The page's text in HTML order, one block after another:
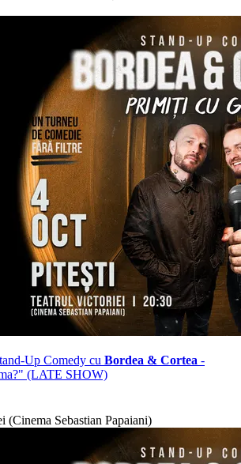
Up Comedy cu Bordea & Cortea -
(LATE SHOW)
(Cinema Sebastian Papaiani)